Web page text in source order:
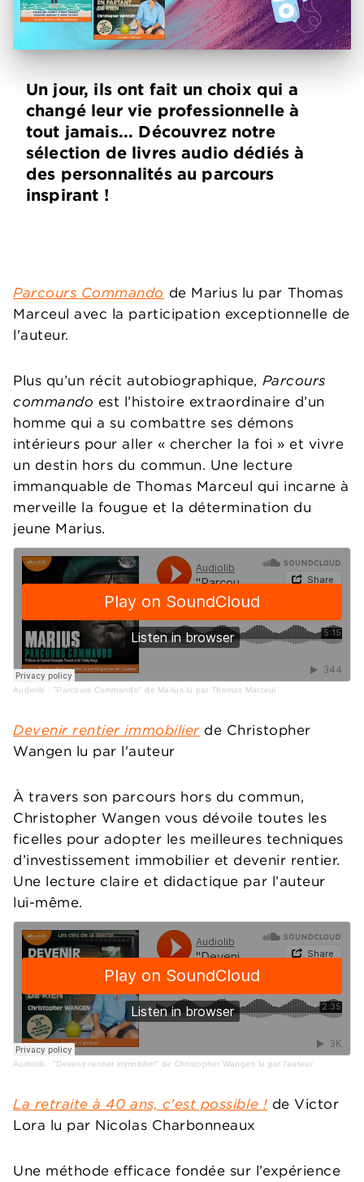
Un jour, ils ont fait un choix qui a
changé leur vie professionnelle à
tout jamais... Découvrez notre
sélection de livres audio dédiés à
des personnalités au parcours
inspirant !
Parcours Commando de Marius lu par Thomas
Marceul avec la participation exceptionnelle de
l'auteur.
Plus qu’un récit autobiographique, Parcours
commando est l’histoire extraordinaire d’un
homme qui a su combattre ses démons
intérieurs pour aller « chercher la foi » et vivre
un destin hors du commun. Une lecture
immanquable de Thomas Marceul qui incarne à
merveille la fougue et la détermination du
jeune Marius.
Audiolib · "Parcours Commando" de Marius lu par Thomas Marceul
Devenir rentier immobilierde Christopher
Wangen lu par l'auteur
À travers son parcours hors du commun,
Christopher Wangen vous dévoile toutes les
ficelles pour adopter les meilleures techniques
d’investissement immobilier et devenir rentier.
Une lecture claire et didactique par l’auteur
lui-même.
Audiolib · "Devenir rentier immobilier" de Christopher Wangen lu par l'auteur
La retraite à 40 ans, c'est possible ! de Victor
Lora lu par Nicolas Charbonneaux
Une méthode efficace fondée sur l’expérience